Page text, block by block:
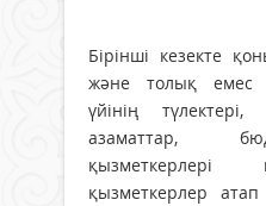
Бірінші кезекте
және толық емес
үйінің түлектері,
азаматтар,
қызметкерлері
қызметкерлер